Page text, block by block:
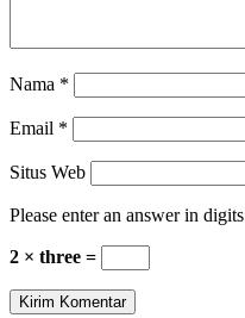
Nama *
Email *
Situs Web
Please enter an answer in
2 × three =